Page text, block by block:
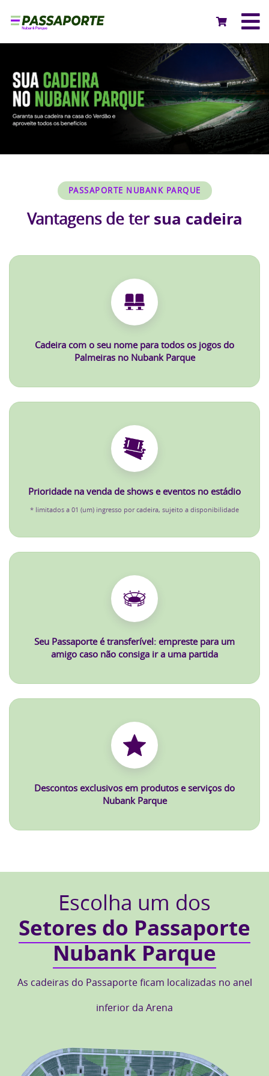
PASSAPORTE NUBANK PARQUE
Vantagens de ter sua cadeira
Cadeira com o seu nome para todos os jogos do
Palmeiras no Nubank Parque
Prioridade na venda de shows e eventos no estádio
* limitados a 01 (um) ingresso por cadeira, sujeito a disponibilidade
Descontos exclusivos em produtos e serviços do
Nubank Parque
Seu Passaporte é transferível: empreste para um
amigo caso não consiga ir a uma partida
Escolha um dos
Setores do Passaporte
Nubank Parque
As cadeiras do Passaporte ficam localizadas no anel
inferior da Arena